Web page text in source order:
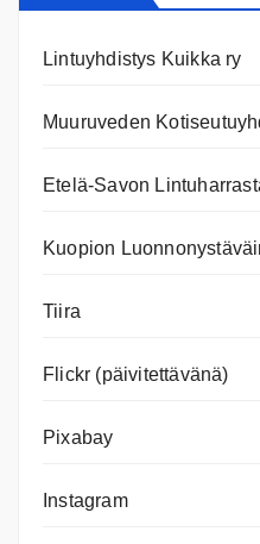
Lintuyhdistys Kuikka ry
Muuruveden
Etelä-Savon
Kuopion
Tiira
Flickr (päivitettävänä)
Pixabay
Instagram